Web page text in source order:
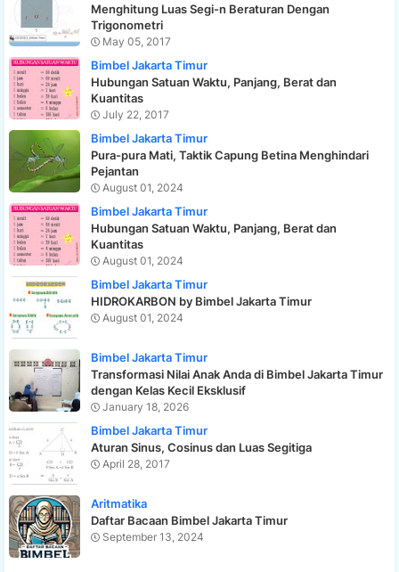
Menghitung Luas Segi-n Beraturan Dengan
Trigonometri
May 05, 2017
Bimbel Jakarta Timur
Hubungan Satuan Waktu, Panjang, Berat dan
Kuantitas
July 22, 2017
Bimbel Jakarta Timur
Pura-pura Mati, Taktik Capung Betina Menghindari
Pejantan
August 01, 2024
Bimbel Jakarta Timur
Hubungan Satuan Waktu, Panjang, Berat dan
Kuantitas
August 01, 2024
Bimbel Jakarta Timur
HIDROKARBON by Bimbel Jakarta Timur
August 01, 2024
Bimbel Jakarta Timur
Transformasi Nilai Anak Anda di Bimbel Jakarta Timur
dengan Kelas Kecil Eksklusif
January 18, 2026
Bimbel Jakarta Timur
Aturan Sinus, Cosinus dan Luas Segitiga
April 28, 2017
Aritmatika
Daftar Bacaan Bimbel Jakarta Timur
September 13, 2024